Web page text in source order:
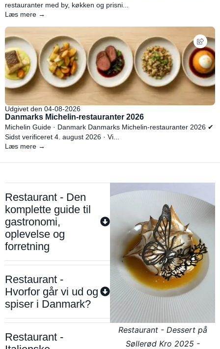
restauranter med by, køkken og prisni...
Læs mere →
Udgivet den 04-08-2026
Danmarks Michelin-restauranter 2026
Michelin Guide · Danmark Danmarks Michelin-restauranter 2026 ✔
Sidst verificeret 4. august 2026 · Vi...
Læs mere →
Restaurant - Den
komplette guide til
gastronomi,
oplevelse og
forretning
Restaurant -
Hvorfor går vi ud og
spiser i Danmark?
Restaurant -
Restaurant - Dessert på
Søllerød Kro 2025 -